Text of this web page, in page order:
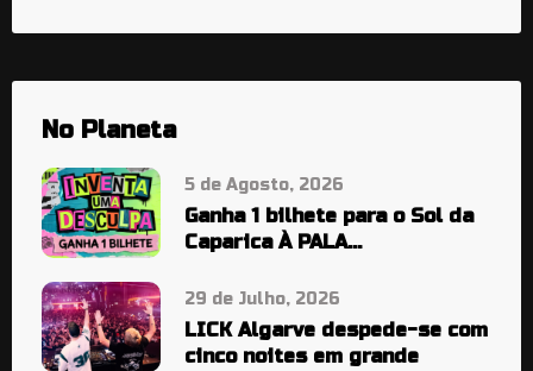
No Planeta
5 de Agosto, 2026
Ganha 1 bilhete para o Sol da
Caparica À PALA…
29 de Julho, 2026
LICK Algarve despede-se com
cinco noites em grande